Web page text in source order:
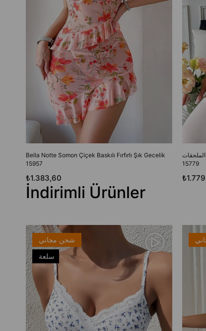
Bella Notte Somon Çiçek Baskılı Fırfırlı Şık Gecelik
15957
₺1.383,60
الملحقات
15779
İndirimli Ürünler
شحن مجاني
سلعة
جديدة